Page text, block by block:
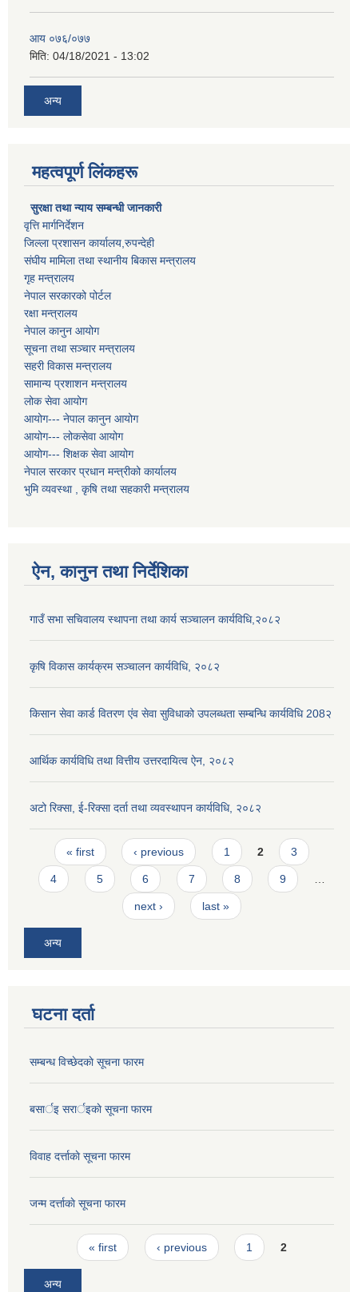
आय ०७६/०७७
मिति: 04/18/2021 - 13:02
अन्य
महत्वपूर्ण लिंकहरू
सुरक्षा तथा न्याय सम्बन्धी जानकारी
वृत्ति मार्गनिर्देशन
जिल्ला प्रशासन कार्यालय,रुपन्देही
संघीय मामिला तथा स्थानीय बिकास मन्त्रालय
गृह मन्त्रालय
नेपाल सरकारको पोर्टल
रक्षा मन्त्रालय
नेपाल कानुन आयोग
सूचना तथा सञ्चार मन्त्रालय
सहरी विकास मन्त्रालय
सामान्य प्रशाशन मन्त्रालय
लोक सेवा आयोग
आयोग--- नेपाल कानुन आयोग
आयोग--- लोकसेवा आयोग
आयोग--- शिक्षक सेवा आयोग
नेपाल सरकार प्रधान मन्त्रीको कार्यालय
भुमि व्यवस्था , कृषि तथा सहकारी मन्त्रालय
ऐन, कानुन तथा निर्देशिका
गाउँ सभा सचिवालय स्थापना तथा कार्य सञ्चालन कार्यविधि,२०८२
कृषि विकास कार्यक्रम सञ्चालन कार्यविधि, २०८२
किसान सेवा कार्ड वितरण एंव सेवा सुविधाको उपलब्धता सम्बन्धि कार्यविधि 208२
आर्थिक कार्यविधि तथा वित्तीय उत्तरदायित्व ऐन, २०८२
अटो रिक्सा, ई-रिक्सा दर्ता तथा व्यवस्थापन कार्यविधि, २०८२
Pages
« first ‹ previous 1 2 3
4 5 6 7 8 9
next › last »
अन्य
घटना दर्ता
सम्बन्ध विच्छेदकाे सूचना फारम
बसार्इ सरार्इकाे सूचना फारम
विवाह दर्त्ताकाे सूचना फारम
जन्म दर्त्ताकाे सूचना फारम
Pages« first ‹ previous 1 2
अन्य